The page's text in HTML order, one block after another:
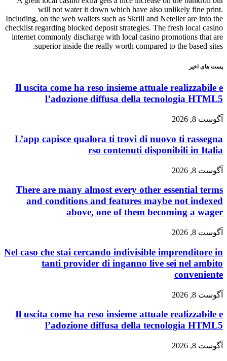
will not water it down which have also unlikely
Including, on the web wallets such as Skrill and Neteller
checklist regarding blocked deposit strategies. The fresh
internet commonly discharge with local casino
superior inside the really worth compared to the
Il uscita come ha reso insieme attuale
l’adozione diffusa della tecnologia
L’app capisce qualora ti trovi di nuovo ti
rso contenuti disponibili
There are many almost every other
and conditions and features maybe not
above, one of them becoming
Nel caso che stai cercando indivisible
tanti provider di inganno live sei nel
Il uscita come ha reso insieme attuale
l’adozione diffusa della tecnologia